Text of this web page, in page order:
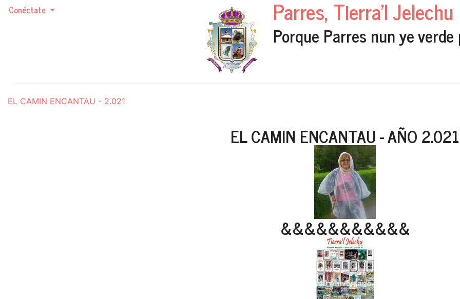
Conéctate Parres, Tierra'l Jelechu
Porque Parres nun ye
EL CAMIN ENCANTAU - 2.021
EL CAMIN ENCANTAU - AÑO 2.021
&&&&&&&&&&&